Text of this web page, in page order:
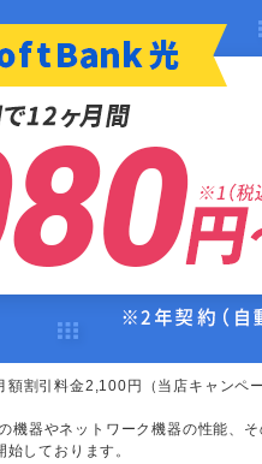
割引料金2,100円（当店キャンペ
器やネットワーク機器の性能、そ
しております。